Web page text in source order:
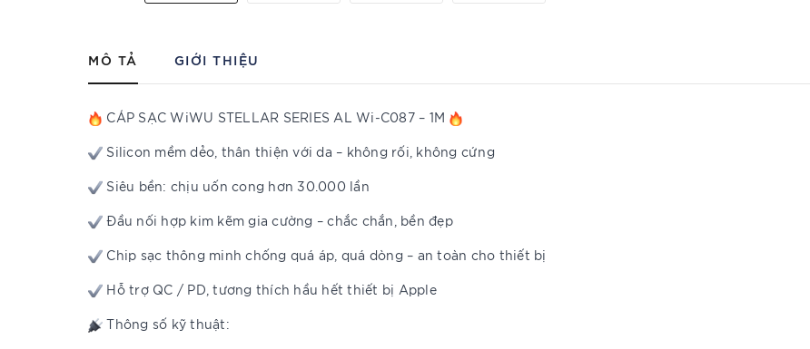
MÔ TẢ GIỚI THIỆU
CÁP SẠC WiWU STELLAR SERIES AL Wi-C087 – 1M
Silicon mềm dẻo, thân thiện với da – không rối, không cứng
Siêu bền: chịu uốn cong hơn 30.000 lần
Đầu nối hợp kim kẽm gia cường – chắc chắn, bền đẹp
Chip sạc thông minh chống quá áp, quá dòng – an toàn cho thiết bị
Hỗ trợ QC / PD, tương thích hầu hết thiết bị Apple
Thông số kỹ thuật: